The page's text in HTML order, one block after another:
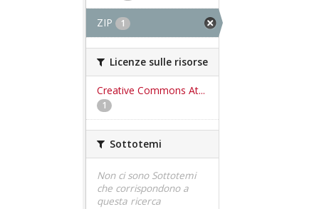
ZIP 1
Licenze sulle risorse
Creative Commons At...
1
Sottotemi
Non ci sono Sottotemi
che corrispondono a
questa ricerca